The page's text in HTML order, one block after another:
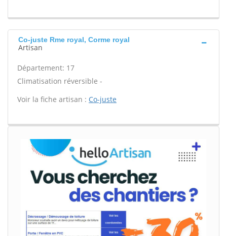
Co-juste Rme royal, Corme royal
Artisan
Département: 17
Climatisation réversible -
Voir la fiche artisan : Co-juste